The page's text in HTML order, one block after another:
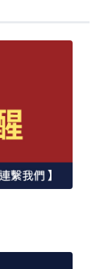
消息內容